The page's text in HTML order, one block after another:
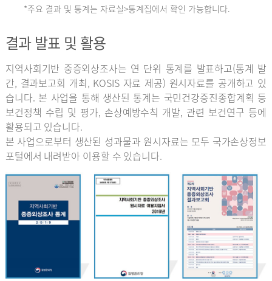
*주요 결과 및 통계는 자료실>통계집에서 확인 가능합니다.
결과 발표 및 활용
지역사회기반 중증외상조사는 연 단위 통계를 발표하고(통계 발
간, 결과보고회 개최, KOSIS 자료 제공) 원시자료를 공개하고 있
습니다. 본 사업을 통해 생산된 통계는 국민건강증진종합계획 등
보건정책 수립 및 평가, 손상예방수칙 개발, 관련 보건연구 등에
활용되고 있습니다.
본 사업으로부터 생산된 성과물과 원시자료는 모두 국가손상정보
포털에서 내려받아 이용할 수 있습니다.